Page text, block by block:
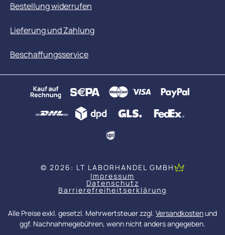
Bestellung widerrufen
Lieferung und Zahlung
Beschaffungsservice
© 2026: LT LABORHANDEL GMBH
Impressum
Datenschutz
Barrierefreiheitserklärung
Alle Preise exkl. gesetzl. Mehrwertsteuer zzgl. Versandkostenund
ggf. Nachnahmegebühren, wenn nicht anders angegeben.